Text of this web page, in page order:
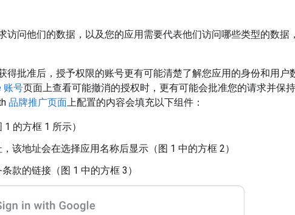
访问他们的数据，以及您的应用需要代表他们访问哪些类型的数据
得批准后，授予权限的账号更有可能清楚了解您应用的身份和用户
账号页面上查看可能撤消的授权时，更有可能会批准您的请求并保
品牌推广页面上配置的内容会填充以下组件：
的方框 1 所示）
该地址会在选择应用名称后显示（图 1 中的方框 2）
款的链接（图 1 中的方框 3）